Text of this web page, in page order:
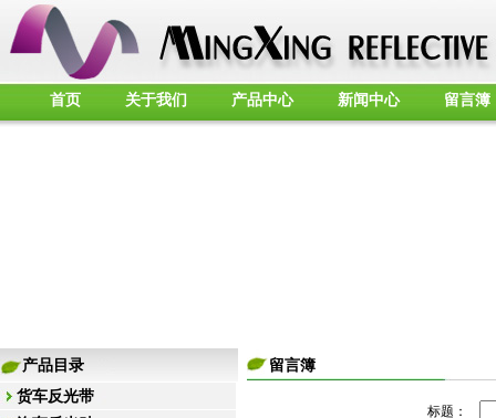
首页 关于我们 产品中心 新闻中心 留言簿
产品目录
货车反光带
留言簿
标题：